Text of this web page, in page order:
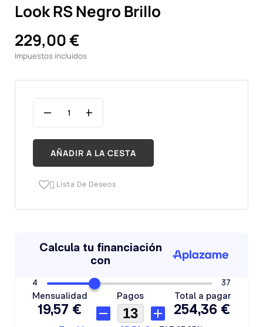
Look RS Negro Brillo
229,00 €
Impuestos incluidos
AÑADIR A LA CESTA
 Lista De Deseos